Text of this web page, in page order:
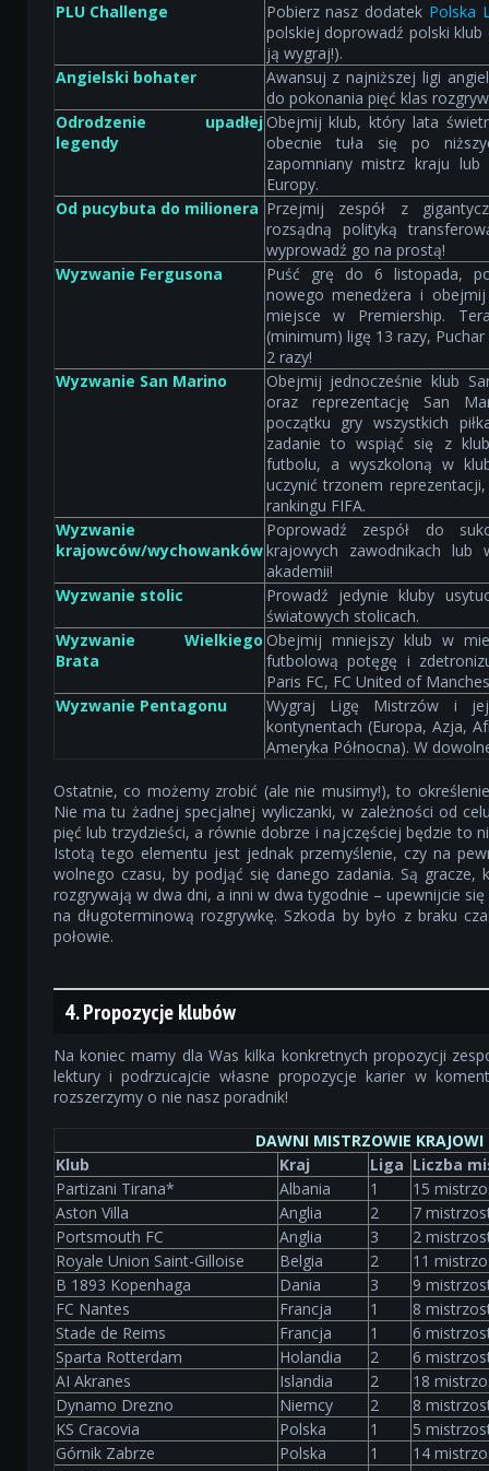
PLU Challenge Pobierz nasz dodatek Polska
polskiej doprowadź polski
ją wygraj!).
Angielski bohater
Awansuj z najniższej ligi
do pokonania pięć klas
Odrodzenie upadłej
legendy
Obejmij klub, który lata
obecnie tuła się po
zapomniany mistrz kraju lub
Europy.
Od pucybuta do milionera Przejmij zespół z
rozsądną polityką
wyprowadź go na prostą!
Wyzwanie Fergusona
Puść grę do 6 listopada,
nowego menedżera i
miejsce w Premiership.
(minimum) ligę 13 razy,
2 razy!
Wyzwanie San Marino
Obejmij jednocześnie klub
oraz reprezentację San
początku gry wszystkich
zadanie to wspiąć się z
futbolu, a wyszkoloną w
uczynić trzonem
rankingu FIFA.
Wyzwanie
krajowców/wychowanków
Poprowadź zespół do
krajowych zawodnikach lub
akademii!
Wyzwanie stolic
Prowadź jedynie kluby
światowych stolicach.
Wyzwanie Wielkiego
Brata
Obejmij mniejszy klub w
futbolową potęgę i
Paris FC, FC United of
Wyzwanie Pentagonu
Wygraj Ligę Mistrzów i
kontynentach (Europa, Azja,
Ameryka Północna). W
Ostatnie, co możemy zrobić (ale nie musimy!), to
Nie ma tu żadnej specjalnej wyliczanki, w zależności od
pięć lub trzydzieści, a równie dobrze i najczęściej będzie to
Istotą tego elementu jest jednak przemyślenie, czy na
wolnego czasu, by podjąć się danego zadania. Są gracze,
rozgrywają w dwa dni, a inni w dwa tygodnie – upewnijcie
na długoterminową rozgrywkę. Szkoda by było z braku
połowie.
4. Propozycje klubów
Na koniec mamy dla Was kilka konkretnych propozycji
lektury i podrzucajcie własne propozycje karier w
rozszerzymy o nie nasz poradnik!
DAWNI MISTRZOWIE KRAJOWI
Klub
Kraj Liga Liczba
Partizani Tirana*
Albania 1
15
Aston Villa
Anglia 2
7
Portsmouth FC
Anglia 3
2
Royale Union Saint-Gilloise
Belgia 2
11
B 1893 Kopenhaga
Dania 3
9
FC Nantes
Francja 1
8
Stade de Reims
Francja 1
6
Sparta Rotterdam
Holandia 2
6
AI Akranes
Islandia 2
18
Dynamo Drezno
Niemcy 2
8
KS Cracovia
Polska 1
5
Górnik Zabrze
Polska 1
14